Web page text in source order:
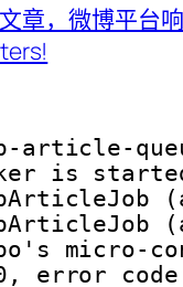
article-
is
micro-
error